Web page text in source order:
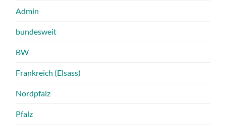
Admin
bundesweit
BW
Frankreich (Elsass)
Nordpfalz
Pfalz